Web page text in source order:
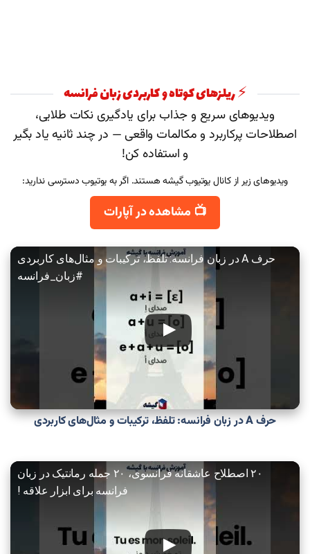
⚡ ریلزهای کوتاه و کاربردی زبان فرانسه
ویدیوهای سریع و جذاب برای یادگیری نکات طلایی،
اصطلاحات پرکاربرد و مکالمات واقعی — در چند ثانیه یاد بگیر
و استفاده کن!
ویدیوهای زیر از کانال یوتیوب گیشه هستند. اگر به یوتیوب دسترسی ندارید:
📺 مشاهده در آپارات
حرف A در زبان فرانسه: تلفظ، ترکیبات و مثال‌های کاربردی
#زبان_فرانسه
حرف A در زبان فرانسه: تلفظ، ترکیبات و مثال‌های کاربردی
۲۰ اصطلاح عاشقانه فرانسوی، ۲۰ جمله رمانتیک در زبان
فرانسه برای ابزار علاقه !